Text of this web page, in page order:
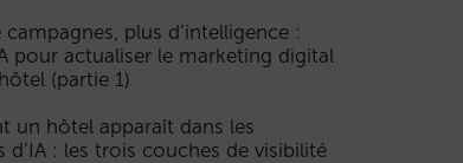
plus d’intelligence :
pour actualiser le marketing digital
(partie 1)
un hôtel apparaît dans les
d’IA : les trois couches de visibilité